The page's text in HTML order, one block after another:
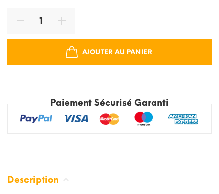
AJOUTER AU PANIER
Paiement Sécurisé Garanti
Description